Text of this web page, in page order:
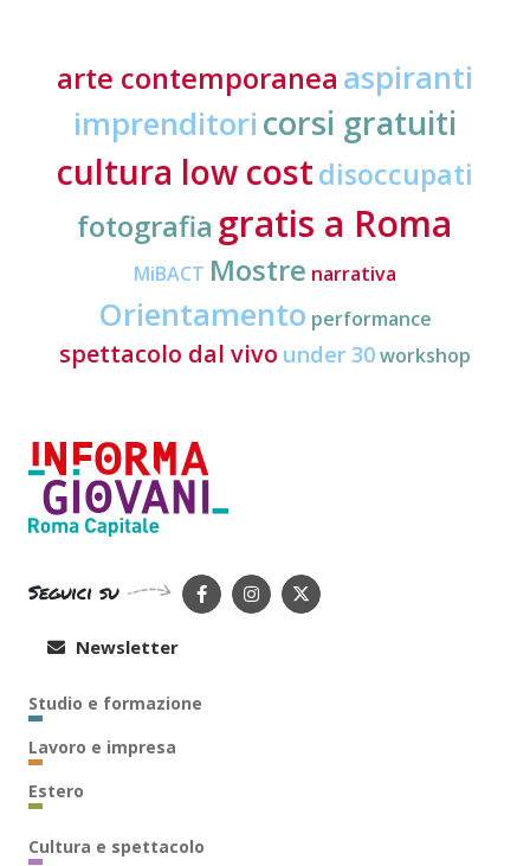
arte contemporanea aspiranti
imprenditori corsi gratuiti
cultura low costdisoccupati
fotografia gratis a Roma
MiBACT Mostre narrativa
Orientamento performance
spettacolo dal vivo under 30workshop
Seguici su
Newsletter
Studio e formazione
Lavoro e impresa
Estero
Cultura e spettacolo